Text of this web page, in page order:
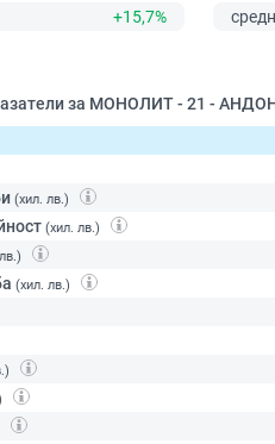
+15,7%
за МОНОЛИТ - 21 -
(хил. лв.)
(хил. лв.)
(хил. лв.)